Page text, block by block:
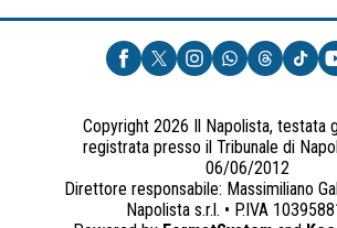
UNA
NUOVA
SCHEDA)
Copyright 2026 Il Napolista, testata
registrata presso il Tribunale di
06/06/2012
Direttore responsabile: Massimiliano
Napolista s.r.l. • P.IVA